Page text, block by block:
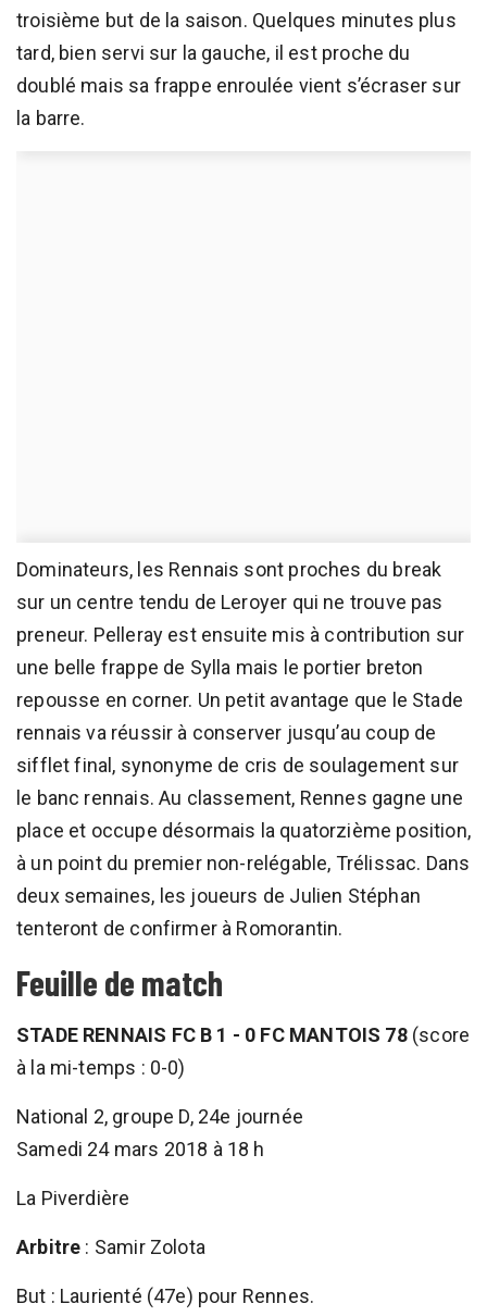
troisième but de la saison. Quelques minutes plus
tard, bien servi sur la gauche, il est proche du
doublé mais sa frappe enroulée vient s’écraser sur
la barre.
Dominateurs, les Rennais sont proches du break
sur un centre tendu de Leroyer qui ne trouve pas
preneur. Pelleray est ensuite mis à contribution sur
une belle frappe de Sylla mais le portier breton
repousse en corner. Un petit avantage que le Stade
rennais va réussir à conserver jusqu’au coup de
sifflet final, synonyme de cris de soulagement sur
le banc rennais. Au classement, Rennes gagne une
place et occupe désormais la quatorzième position,
à un point du premier non-relégable, Trélissac. Dans
deux semaines, les joueurs de Julien Stéphan
tenteront de confirmer à Romorantin.
Feuille de match
STADE RENNAIS FC B 1 - 0 FC MANTOIS 78(score
à la mi-temps : 0-0)
National 2, groupe D, 24e journée
Samedi 24 mars 2018 à 18 h
La Piverdière
Arbitre : Samir Zolota
But : Laurienté (47e) pour Rennes.